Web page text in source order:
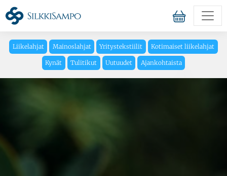
Liikelahjat Mainoslahjat Yritystekstiilit Kotimaiset liikelahjat
Kynät Tulitikut Uutuudet Ajankohtaista